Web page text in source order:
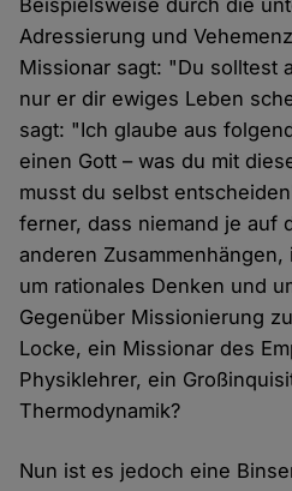
Beispielsweise durch die
Adressierung und
Missionar sagt: "Du solltest
nur er dir ewiges Leben
sagt: "Ich glaube aus
einen Gott – was du mit
musst du selbst
ferner, dass niemand je auf
anderen
um rationales Denken und
Gegenüber Missionierung
Locke, ein Missionar des
Physiklehrer, ein
Thermodynamik?
Nun ist es jedoch eine